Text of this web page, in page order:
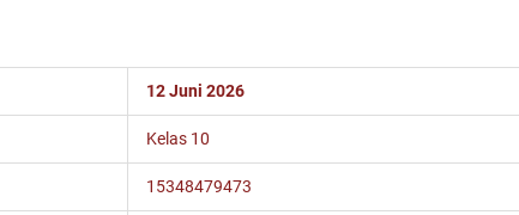
12 Juni 2026
Kelas 10
15348479473